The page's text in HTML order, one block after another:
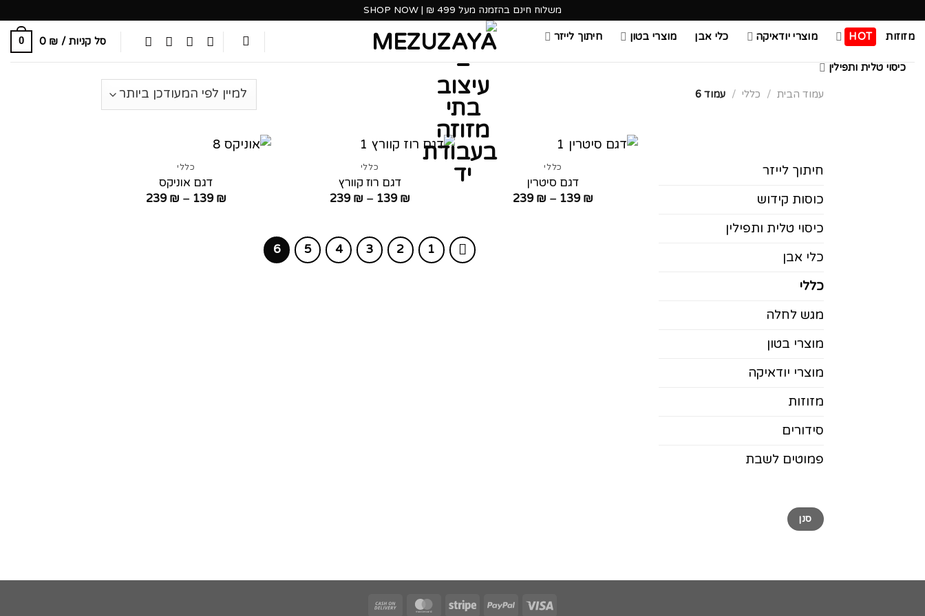
משלוח חינם בהזמנה מעל 499 ₪ | SHOP NOW
מזוזות HOT מוצרי יודאיקה כלי אבן מוצרי בטון חיתוך לייזר
כיסוי טלית ותפילין
סל קניות / 0 ₪
0
עמוד הבית / כללי / עמוד 6
חיתוך לייזר
כוסות קידוש
כיסוי טלית ותפילין
כלי אבן
כללי
מגש לחלה
מוצרי בטון
מוצרי יודאיקה
מזוזות
סידורים
פמוטים לשבת
מחיר
מינימלי
מחיר
מקסימלי
סנן
כללי
דגם סיטרין
139 ₪
–
239 ₪
טווח
כללי
דגם רוז קוורץ
139 ₪
–
239 ₪
⁦239 ₪⁩
כללי
דגם אוניקס
139 ₪
–
239 ₪
1
2
3
4
5
6